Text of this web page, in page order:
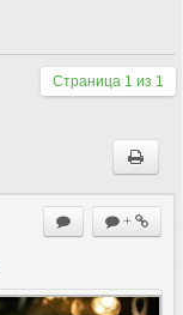
Страница 1 из 1
+